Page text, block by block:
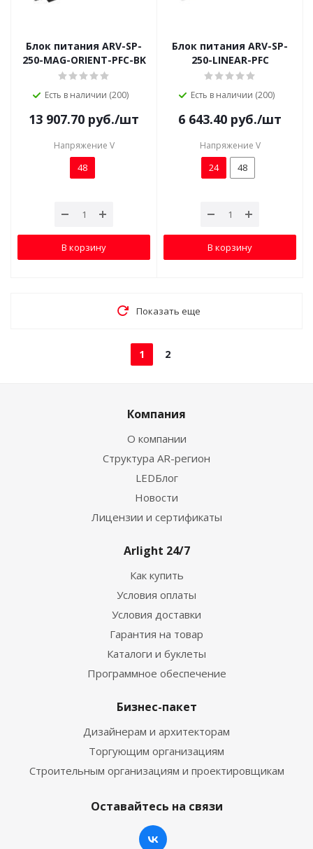
Блок питания ARV-SP-
250-MAG-ORIENT-PFC-BK
Есть в наличии (200)
13 907.70 руб./шт
Напряжение V
48
В корзину
Блок питания ARV-SP-
250-LINEAR-PFC
Есть в наличии (200)
6 643.40 руб./шт
Напряжение V
24 48
В корзину
Показать еще
1 2
Компания
О компании
Структура AR-регион
LEDБлог
Новости
Лицензии и сертификаты
Arlight 24/7
Как купить
Условия оплаты
Условия доставки
Гарантия на товар
Каталоги и буклеты
Программное обеспечение
Бизнес-пакет
Дизайнерам и архитекторам
Торгующим организациям
Строительным организациям и проектировщикам
Оставайтесь на связи